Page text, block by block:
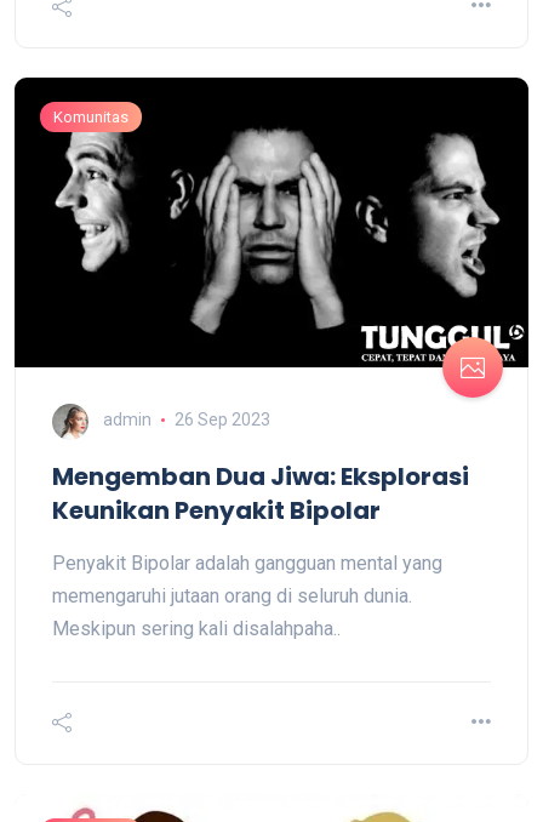
Komunitas
admin 26 Sep 2023
Mengemban Dua Jiwa: Eksplorasi
Keunikan Penyakit Bipolar
Penyakit Bipolar adalah gangguan mental yang
memengaruhi jutaan orang di seluruh dunia.
Meskipun sering kali disalahpaha..